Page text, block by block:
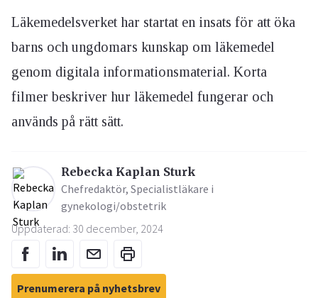
Läkemedelsverket har startat en insats för att öka
barns och ungdomars kunskap om läkemedel
genom digitala informationsmaterial. Korta
filmer beskriver hur läkemedel fungerar och
används på rätt sätt.
Rebecka Kaplan Sturk
Chefredaktör, Specialistläkare i
gynekologi/obstetrik
Uppdaterad: 30 december, 2024
Prenumerera på nyhetsbrev